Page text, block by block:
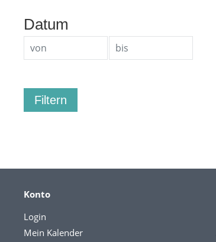
Datum
Konto
Login
Mein Kalender